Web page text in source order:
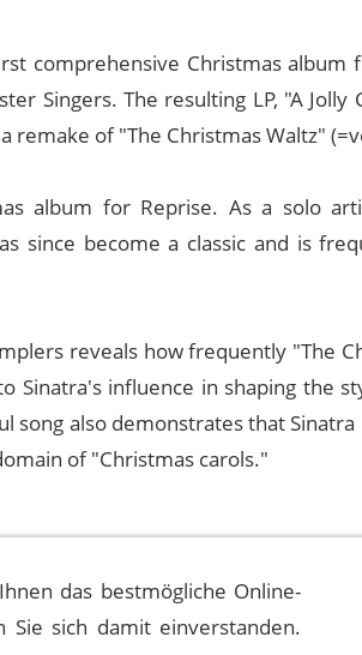
comprehensive Christmas album
Singers. The resulting LP, "A Jolly
remake of "The Christmas Waltz"
album for Reprise. As a solo
since become a classic and is
reveals how frequently "The
influence in shaping the
also demonstrates that Sinatra
of "Christmas carols."
das bestmögliche Online-
sich damit einverstanden.